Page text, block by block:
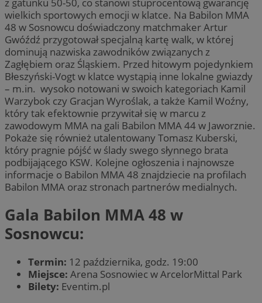
wielkich sportowych emocji w klatce. Na Babilon MMA
48 w Sosnowcu doświadczony matchmaker Artur
Gwóźdź przygotował specjalną kartę walk, w której
dominują nazwiska zawodników związanych z
Zagłębiem oraz Śląskiem. Przed hitowym pojedynkiem
Błeszyński-Vogt w klatce wystąpią inne lokalne gwiazdy
– m.in. wysoko notowani w swoich kategoriach Kamil
Warzybok czy Gracjan Wyroślak, a także Kamil Woźny,
który tak efektownie przywitał się w marcu z
zawodowym MMA na gali Babilon MMA 44 w Jaworznie.
Pokaże się również utalentowany Tomasz Kuberski,
który pragnie pójść w ślady swego słynnego brata
podbijającego KSW. Kolejne ogłoszenia i najnowsze
informacje o Babilon MMA 48 znajdziecie na profilach
Babilon MMA oraz stronach partnerów medialnych.
Gala Babilon MMA 48 w
Sosnowcu:
Termin: 12 października, godz. 19:00
Miejsce: Arena Sosnowiec w ArcelorMittal Park
Bilety: Eventim.pl